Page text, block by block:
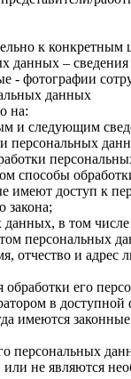
к
данных – сведения
- фотографии
данных
на:
и следующим
персональных
способы
имеют доступ к
закона;
в том
персональных
отчество и адрес
его
в
имеются
персональных
не являются